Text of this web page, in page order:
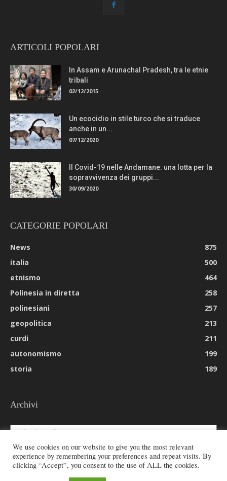
ARTICOLI POPOLARI
In Assam e Arunachal Pradesh, tra le etnie
tribali
02/12/2015
Un ecocidio in stile turco che si traduce
anche in un...
07/12/2020
Il Covid-19 nelle Andamane: una lotta per la
sopravvivenza dei gruppi...
30/09/2020
CATEGORIE POPOLARI
News
875
italia
500
etnismo
464
Polinesia in diretta
258
polinesiani
257
geopolitica
213
curdi
211
autonomismo
199
storia
189
Archivi
Archivi
We use cookies on our website to give you the most relevant
experience by remembering your preferences and repeat visits. By
clicking “Accept”, you consent to the use of ALL the cookies.